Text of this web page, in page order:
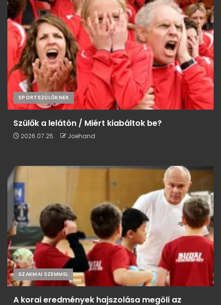
SPORTSZÜLŐKNEK
Szülők a lelátón / Miért kiabáltok be?
2026.07.25. Joehand
SZAKMAI SZEMMEL
A korai eredmények hajszolása megöli az